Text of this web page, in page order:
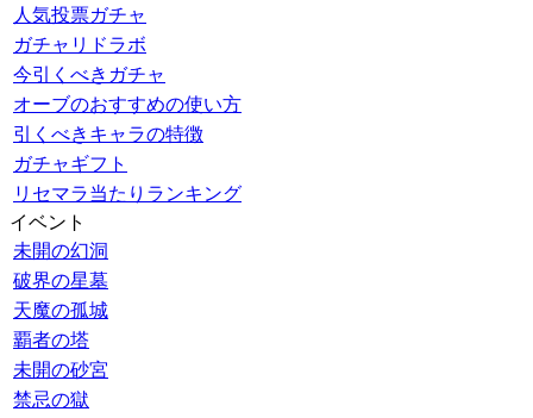
人気投票ガチャ
ガチャリドラボ
今引くべきガチャ
オーブのおすすめの使い方
引くべきキャラの特徴
ガチャギフト
リセマラ当たりランキング
イベント
未開の幻洞
破界の星墓
天魔の孤城
覇者の塔
未開の砂宮
禁忌の獄